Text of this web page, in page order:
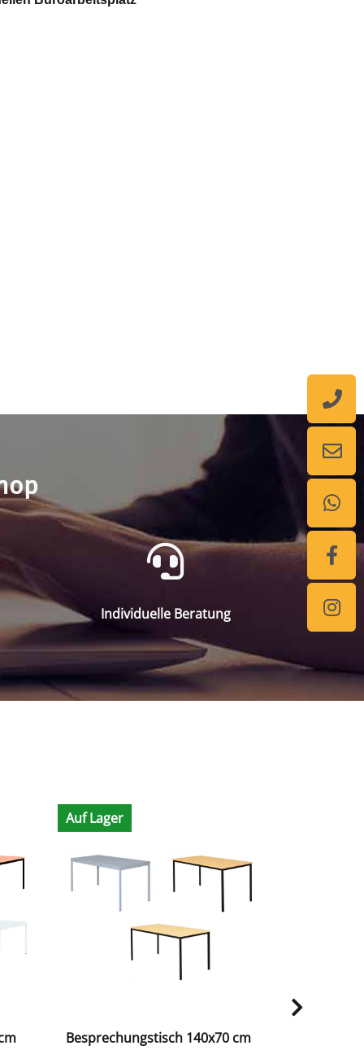
Individuelle Beratung
Auf Lager
Besprechungstisch 140x70 cm